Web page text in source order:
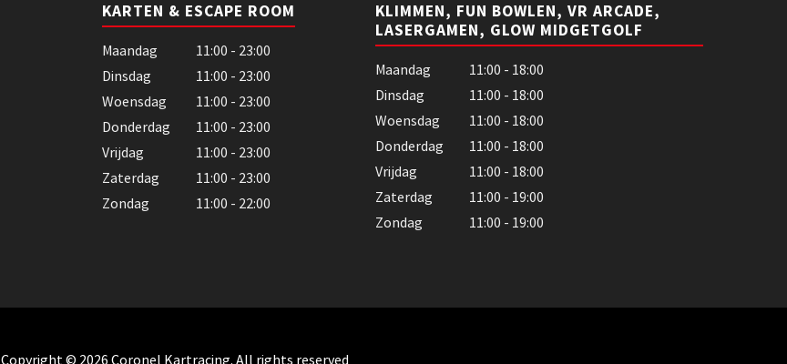
KARTEN & ESCAPE ROOM
Maandag
11:00 - 23:00
Dinsdag
11:00 - 23:00
Woensdag
11:00 - 23:00
Donderdag
11:00 - 23:00
Vrijdag
11:00 - 23:00
Zaterdag
11:00 - 23:00
Zondag
11:00 - 22:00
KLIMMEN, FUN BOWLEN, VR ARCADE,
LASERGAMEN, GLOW MIDGETGOLF
Maandag
11:00 - 18:00
Dinsdag
11:00 - 18:00
Woensdag
11:00 - 18:00
Donderdag
11:00 - 18:00
Vrijdag
11:00 - 18:00
Zaterdag
11:00 - 19:00
Zondag
11:00 - 19:00
Copyright © 2026 Coronel Kartracing. All rights reserved